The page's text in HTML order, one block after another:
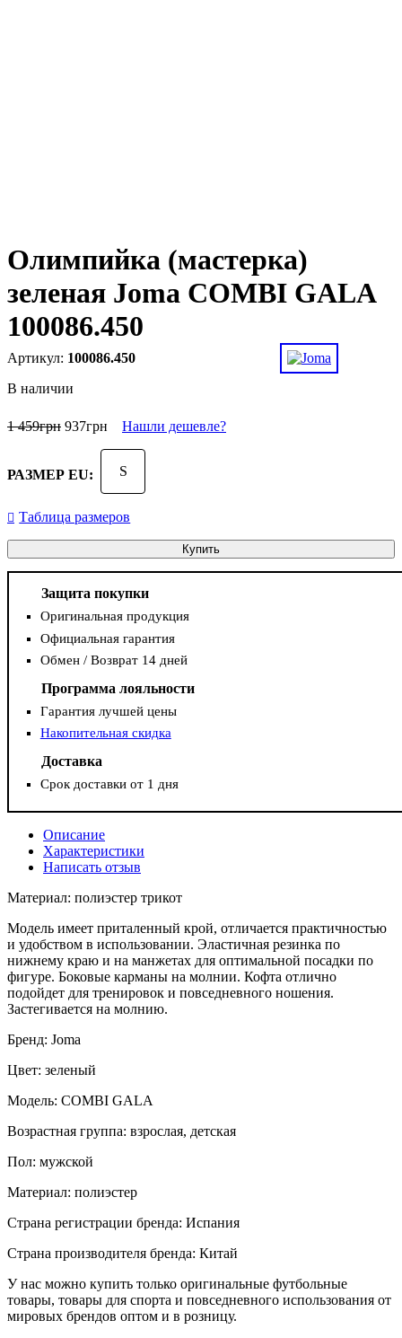
Олимпийка (мастерка)
зеленая Joma COMBI GALA
100086.450
100086.450
В наличии
1 459грн 937грн Нашли дешевле?
РАЗМЕР EU: S
Таблица размеров
Купить
Защита покупки
Оригинальная продукция
Официальная гарантия
Обмен / Возврат 14 дней
Программа лояльности
Гарантия лучшей цены
Накопительная скидка
Доставка
Срок доставки от 1 дня
Описание
Характеристики
Написать отзыв
Материал: полиэстер трикот
Модель имеет приталенный крой, отличается практичностью
и удобством в использовании. Эластичная резинка по
нижнему краю и на манжетах для оптимальной посадки по
фигуре. Боковые карманы на молнии. Кофта отлично
подойдет для тренировок и повседневного ношения.
Застегивается на молнию.
Бренд: Joma
Цвет: зеленый
Модель: COMBI GALA
Возрастная группа: взрослая, детская
Пол: мужской
Материал: полиэстер
Страна регистрации бренда: Испания
Страна производителя бренда: Китай
У нас можно купить только оригинальные футбольные
товары, товары для спорта и повседневного использования от
мировых брендов оптом и в розницу.